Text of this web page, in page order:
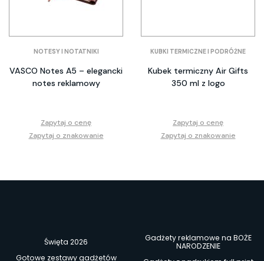
NOTESY I NOTATNIKI
VASCO Notes A5 – elegancki
notes reklamowy
Zapytaj o cenę
Zapytaj o znakowanie
KUBKI TERMICZNE I PODRÓŻNE
Kubek termiczny Air Gifts
350 ml z logo
Zapytaj o cenę
Zapytaj o znakowanie
Święta 2026
Gadżety reklamowe na BOŻE
NARODZENIE
Gotowe zestawy gadżetów